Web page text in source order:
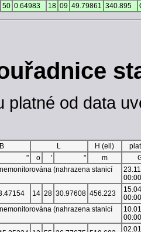
50 0.64983 18 09 49.79861 340.895
platné od data
B L H (ell)
" o ' " m
(nahrazena stanicí
00:00
14 28 30.97608 456.223
00:00
(nahrazena stanicí
00:00